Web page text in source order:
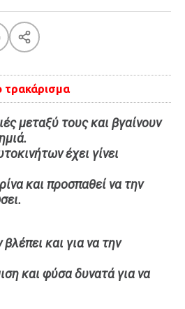
τρακάρισμα
μεταξύ τους και βγαίνουν
έχει γίνει
και προσπαθεί να την
και για να την
και φύσα δυνατά για να